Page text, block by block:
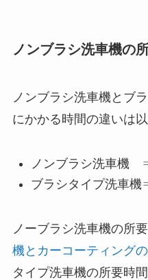
ノンブラシ洗車機の
ノンブラシ洗車機とブ
にかかる時間の違いは
ノンブラシ洗車機
ブラシタイプ洗車
ノーブラシ洗車機の所
機とカーコーティング
タイプ洗車機の所要時